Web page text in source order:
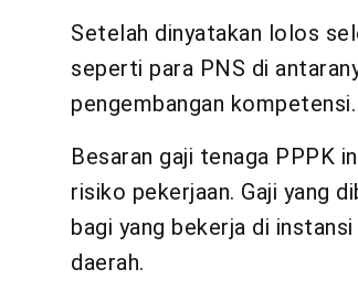
Setelah dinyatakan lolos
seperti para PNS di
pengembangan kompetensi.
Besaran gaji tenaga PPPK
risiko pekerjaan. Gaji yang
bagi yang bekerja di
daerah.